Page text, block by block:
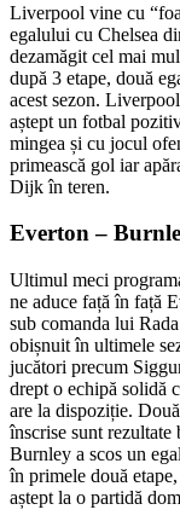
Liverpool vine cu
egalului cu Chelsea
dezamăgit cel mai
după 3 etape, două
acest sezon.
aștept un fotbal
mingea și cu jocul
primească gol iar
Dijk în teren.
Everton –
Ultimul meci
ne aduce față în față
sub comanda lui
obișnuit în ultimele
jucători precum
drept o echipă solidă
are la dispoziție.
înscrise sunt
Burnley a scos un
în primele două
aștept la o partidă